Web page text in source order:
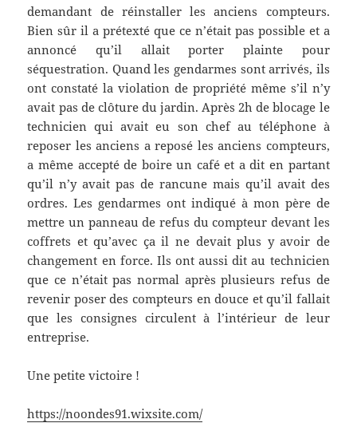
demandant de réinstaller les anciens compteurs.
Bien sûr il a prétexté que ce n’était pas possible et a
annoncé qu’il allait porter plainte pour
séquestration. Quand les gendarmes sont arrivés, ils
ont constaté la violation de propriété même s’il n’y
avait pas de clôture du jardin. Après 2h de blocage le
technicien qui avait eu son chef au téléphone à
reposer les anciens a reposé les anciens compteurs,
a même accepté de boire un café et a dit en partant
qu’il n’y avait pas de rancune mais qu’il avait des
ordres. Les gendarmes ont indiqué à mon père de
mettre un panneau de refus du compteur devant les
coffrets et qu’avec ça il ne devait plus y avoir de
changement en force. Ils ont aussi dit au technicien
que ce n’était pas normal après plusieurs refus de
revenir poser des compteurs en douce et qu’il fallait
que les consignes circulent à l’intérieur de leur
entreprise.
Une petite victoire !
https://noondes91.wixsite.com/